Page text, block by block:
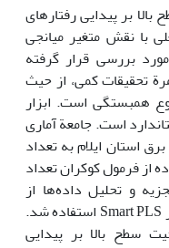
بر پیدایی رفتارهای
با نقش متغیر میانجی
بررسی قرار گرفته
تحقیقات کمی، از حیث
همبستگی است. ابزار
است. جامعة آماری
استان ایلام به تعداد
از فرمول کوکران تعداد
و تحلیل داده‌ها از
مدل‌سازی معادلات ساختاری و نرم‌افزار Smart PLS استفاده شد.
سطح بالا بر پیدایی